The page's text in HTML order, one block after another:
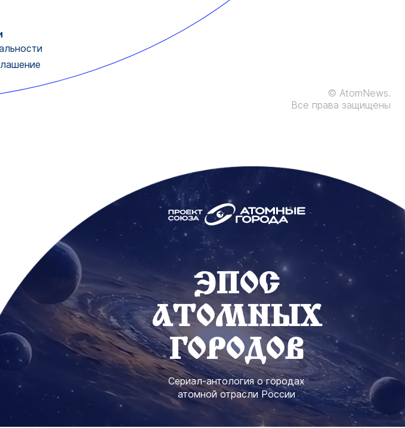
© AtomNews.
Все права защищены
ЭПОС
АТОМНЫХ
ГОРОДОВ
Сериал-антология о городах
атомной отрасли России